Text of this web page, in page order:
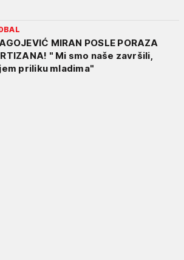
MIRAN POSLE PORAZA
" Mi smo naše završili,
priliku mladima"